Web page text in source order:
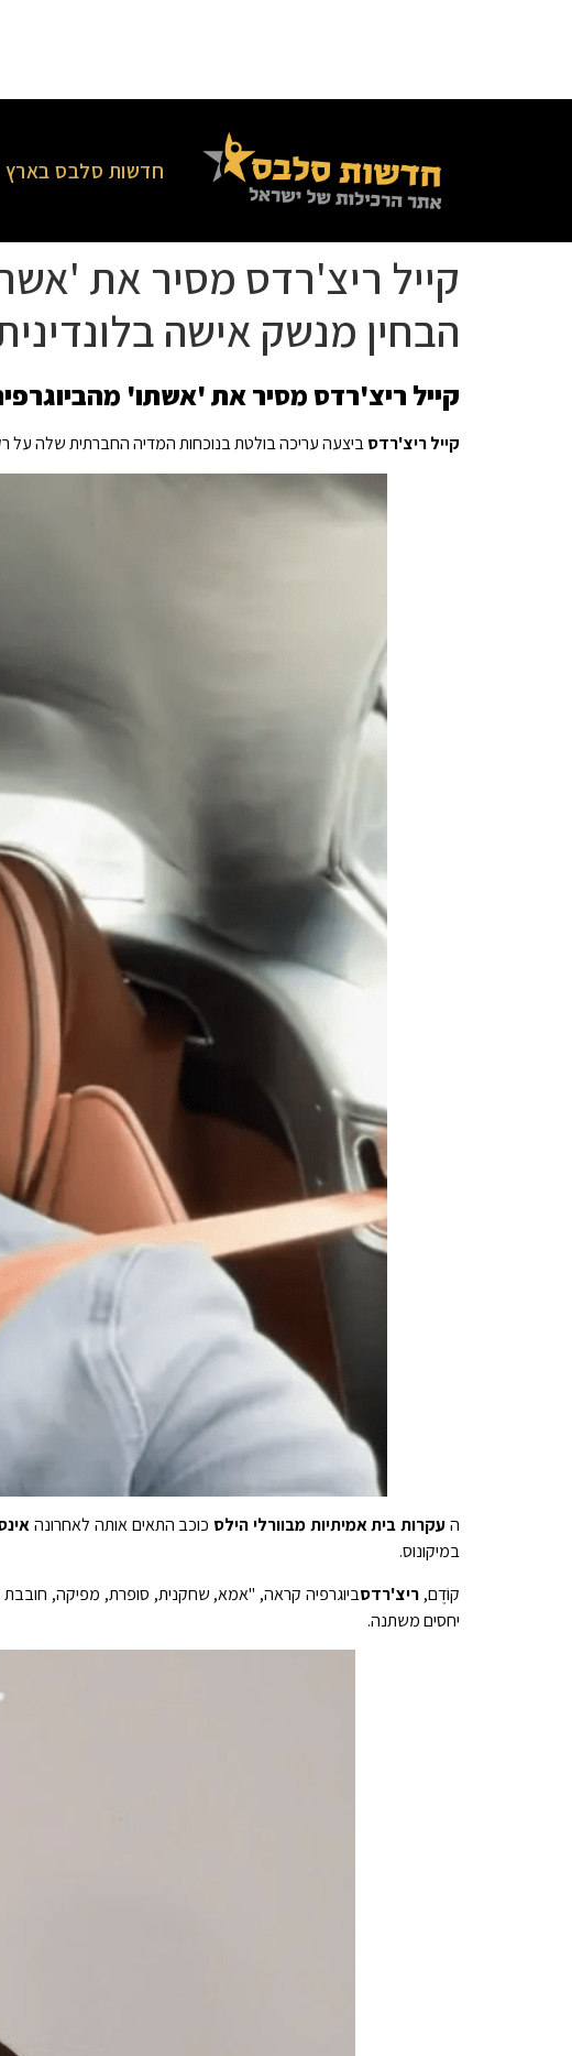
חדשות סלבס בארץ
קייל ריצ'רדס מסיר את
הבחין מנשק אישה
קייל ריצ'רדס מסיר את 'אשתו'
קייל ריצ'רדסביצעה עריכה בולטת בנוכחות המדיה החברתית שלה על
העקרות בית אמיתיות מבוורלי הילס כוכב התאים אותה לאחרונה
במיקונוס.
קוֹדֶם, ריצ'רדסביוגרפיה קראה, "אמא, שחקנית, סופרת, מפיקה, חובבת
יחסים משתנה.